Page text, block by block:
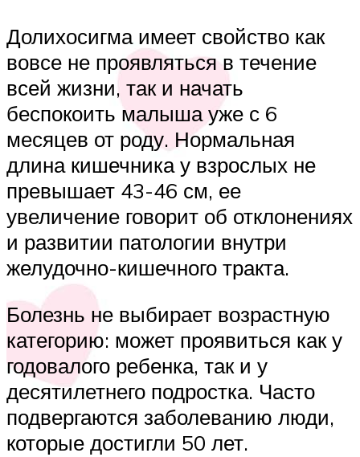
Долихосигма имеет свойство как
вовсе не проявляться в течение
всей жизни, так и начать
беспокоить малыша уже с 6
месяцев от роду. Нормальная
длина кишечника у взрослых не
превышает 43-46 см, ее
увеличение говорит об отклонениях
и развитии патологии внутри
желудочно-кишечного тракта.
Болезнь не выбирает возрастную
категорию: может проявиться как у
годовалого ребенка, так и у
десятилетнего подростка. Часто
подвергаются заболеванию люди,
которые достигли 50 лет.